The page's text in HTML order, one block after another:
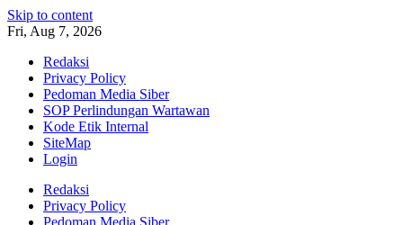
Skip to content
Fri, Aug 7, 2026
Redaksi
Privacy Policy
Pedoman Media Siber
SOP Perlindungan Wartawan
Kode Etik Internal
SiteMap
Login
Redaksi
Privacy Policy
Pedoman Media Siber